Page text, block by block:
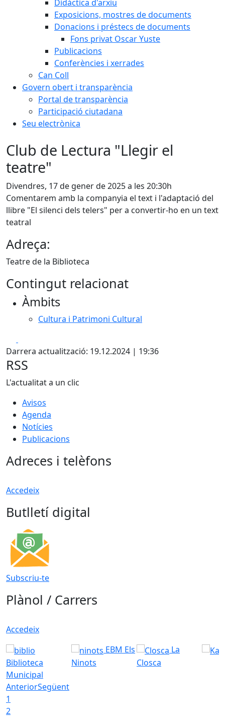
Didàctica d'arxiu
Exposicions, mostres de documents
Donacions i préstecs de documents
Fons privat Oscar Yuste
Publicacions
Conferències i xerrades
Can Coll
Govern obert i transparència
Portal de transparència
Participació ciutadana
Seu electrònica
Club de Lectura "Llegir el
teatre"
Divendres, 17 de gener de 2025 a les 20:30h
Comentarem amb la companyia el text i l'adaptació del
llibre "El silenci dels telers" per a convertir-ho en un text
teatral
Adreça:
Teatre de la Biblioteca
Contingut relacionat
Àmbits
Cultura i Patrimoni Cultural
Darrera actualització: 19.12.2024 | 19:36
RSS
L'actualitat a un clic
Avisos
Agenda
Notícies
Publicacions
Adreces i telèfons
Accedeix
Butlletí digital
Subscriu-te
Plànol / Carrers
Accedeix
Biblioteca
Municipal
EBM Els
Ninots
La
Closca
AnteriorSegüent
1
2